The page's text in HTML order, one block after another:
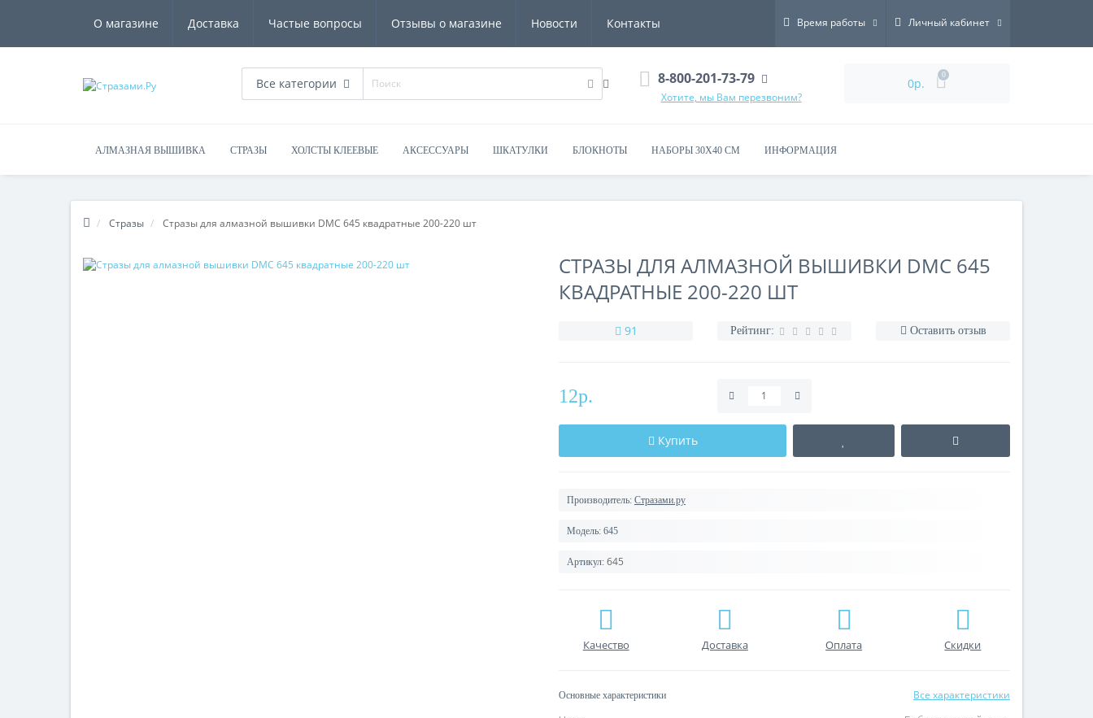
О магазине Доставка Частые вопросы Отзывы о магазине Новости Контакты Время работы Личный кабинет
Все категории 8-800-201-73-79
Хотите, мы Вам перезвоним?
0р.
0
АЛМАЗНАЯ ВЫШИВКА СТРАЗЫ ХОЛСТЫ КЛЕЕВЫЕ АКСЕССУАРЫ ШКАТУЛКИ БЛОКНОТЫ НАБОРЫ 30Х40 СМ ИНФОРМАЦИЯ
Стразы Стразы для алмазной вышивки DMC 645 квадратные 200-220 шт
СТРАЗЫ ДЛЯ АЛМАЗНОЙ ВЫШИВКИ DMC 645
КВАДРАТНЫЕ 200-220 ШТ
91 Рейтинг: Оставить отзыв
12р.
Купить
Производитель: Стразами.ру
Модель: 645
Артикул: 645
Качество Доставка Оплата Скидки
Основные характеристики Все характеристики